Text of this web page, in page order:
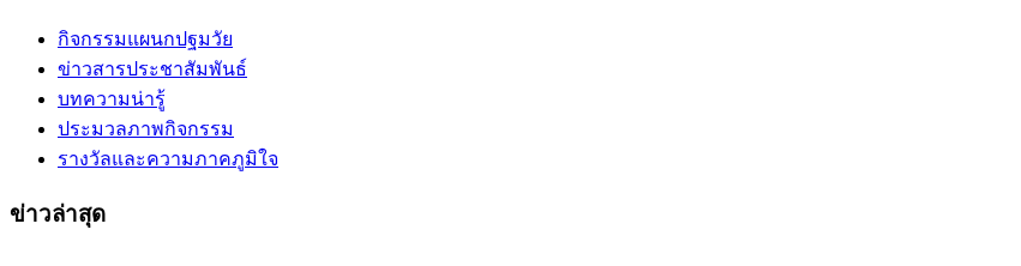
กิจกรรมแผนกปฐมวัย
ข่าวสารประชาสัมพันธ์
บทความน่ารู้
ประมวลภาพกิจกรรม
รางวัลและความภาคภูมิใจ
ข่าวล่าสุด